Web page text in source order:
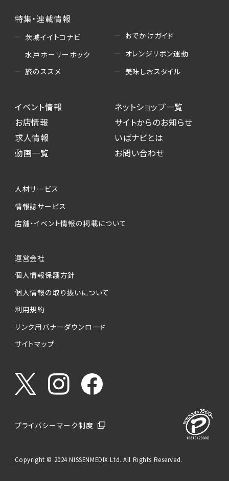
特集・連載情報
茨城イイトコナビ
水戸ホーリーホック
旅のススメ
おでかけガイド
オレンジリボン運動
美味しおスタイル
イベント情報
お店情報
求人情報
動画一覧
ネットショップ一覧
サイトからのお知らせ
いばナビとは
お問い合わせ
人材サービス
情報誌サービス
店舗・イベント情報の掲載について
運営会社
個人情報保護方針
個人情報の取り扱いについて
利用規約
リンク用バナーダウンロード
サイトマップ
プライバシーマーク制度
Copyright © 2024 NISSENMEDIX Ltd. All Rights Reserved.